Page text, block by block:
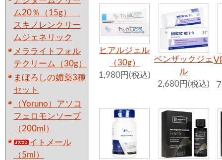
ム20％（15g）
スキノレンクリー
ムジェネリック
メラライトフォル
テクリーム（30g）
まぼろしの媚薬3種
セット
（Yoruno）アソコ
フェロモンソープ
（200ml）
イトメール
（5ml）
ヒアルジェル
（30g）
1,980円(税込)
ベンザックジェ
ル
2,680円(税込)